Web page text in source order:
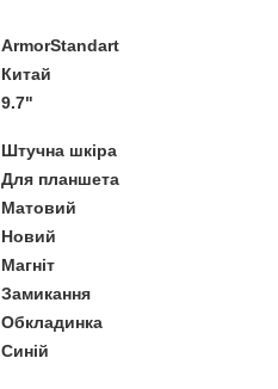
ArmorStandart
Китай
9.7"
Штучна шкіра
Для планшета
Матовий
Новий
Магніт
Замикання
Обкладинка
Синій